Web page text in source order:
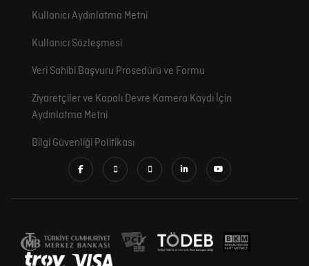
Kullanıcı Aydınlatma Metni
Kullanıcı Sözleşmesi
Veri Sahibi Başvuru Prosedürü ve Formu
Ziyaretçiler ve Kapalı Devre Kamera Kaydı İçin
Aydınlatma Metni
Bilgi Güvenliği Politikası